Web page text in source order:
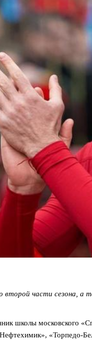
второй части сезона, а
школы московского
«Торпедо-